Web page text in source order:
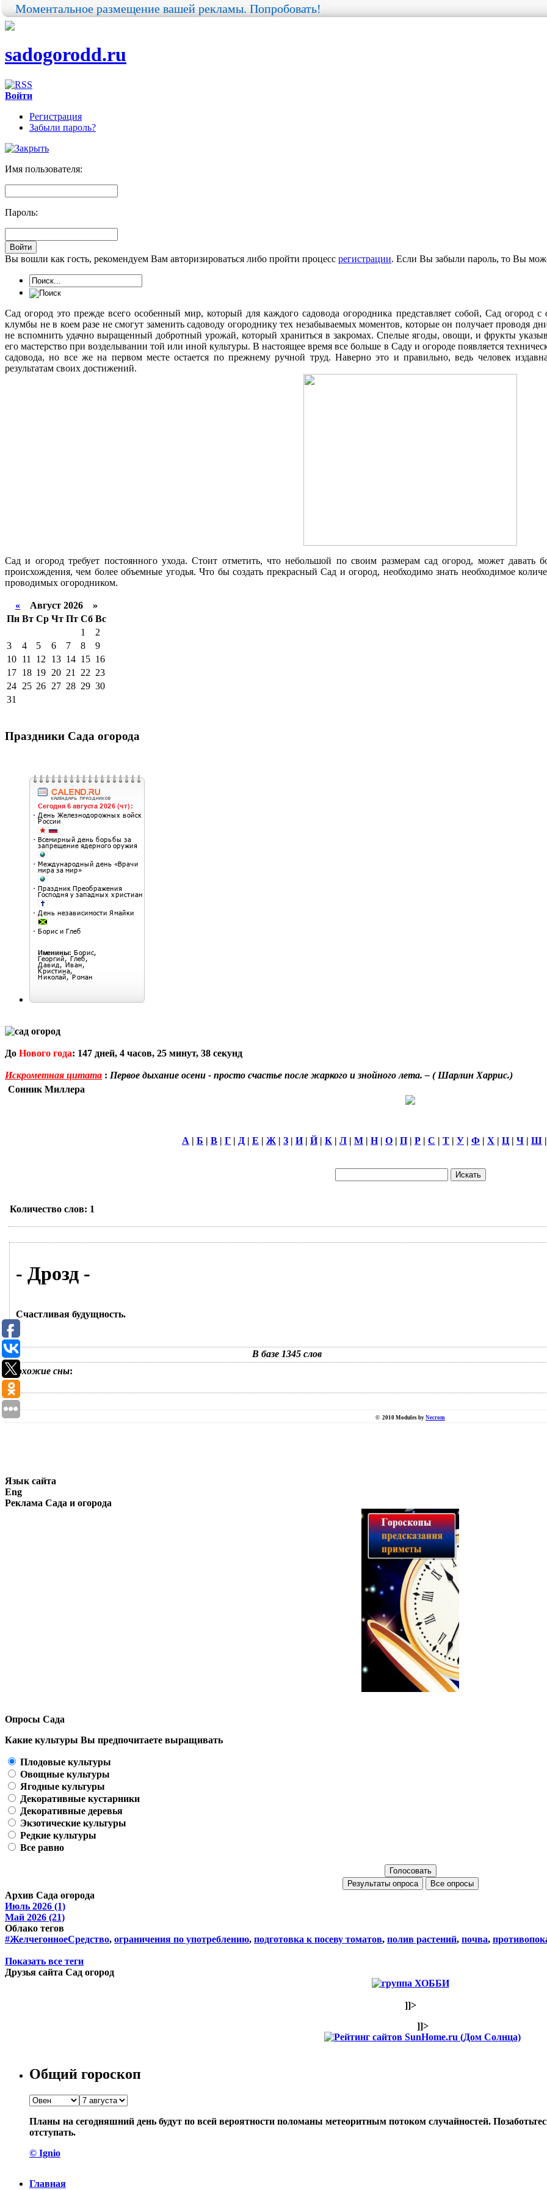
Моментальное размещение вашей рекламы. Попробовать!
sadogorodd.ru
Войти
Регистрация
Забыли пароль?
Имя пользователя:
Пароль:
Вы вошли как гость, рекомендуем Вам авторизироваться либо пройти процесс регистрации. Если Вы забыли пароль, то Вы
Сад огород это прежде всего особенный мир, который для каждого садовода огородника представляет собой, Cад
клумбы не в коем разе не смогут заменить садоводу огороднику тех незабываемых моментов, которые он получает
не вспомнить удачно выращенный добротный урожай, который храниться в закромах. Спелые ягоды, овощи, и фрукты
его мастерство при возделывании той или иной культуры. В настоящее время все больше в Cаду и огороде появляется
садовода, но все же на первом месте остается по прежнему ручной труд. Наверно это и правильно, ведь человек
результатам своих достижений.
Сад и огород требует постоянного ухода. Стоит отметить, что небольшой по своим размерам сад огород, может давать
происхождения, чем более объемные угодья. Что бы создать прекрасный Сад и огород, необходимо знать необходимое
проводимых огородником.
« Август 2026 »
Пн Вт Ср Чт Пт Сб Вс
1
2
3
4 5 6 7 8
9
10 11 12 13 14 15 16
17 18 19 20 21 22 23
24 25 26 27 28 29 30
31
Праздники Сада огорода
До Нового года: 147 дней, 4 часов, 25 минут, 37 секунд
Искрометная цитата : Первое дыхание осени - просто счастье после жаркого и знойного лета. – ( Шарлин Харрис.)
Сонник Миллера
А | Б | В | Г | Д | Е | Ж | З | И| Й| К | Л | М | Н| О | П | Р | С | Т | У | Ф | Х | Ц | Ч | Ш |
Количество слов: 1
- Дрозд -
Счастливая будущность.
В базе 1345 слов
Похожие сны:
© 2010 Modules by Necrom
Язык сайта
Eng
Реклама Сада и огорода
Опросы Сада
Какие культуры Вы предпочитаете выращивать
Плодовые культуры
Овощные культуры
Ягодные культуры
Декоративные кустарники
Декоративные деревья
Экзотические культуры
Редкие культуры
Все равно
Все опросы
Архив Сада огорода
Июль 2026 (1)
Май 2026 (21)
Облако тегов
#ЖелчегонноеСредство, ограничения по употреблению, подготовка к посеву томатов, полив растений, почва,
Показать все теги
Друзья сайта Сад огород
]]>
]]>
Общий гороскоп
Планы на сегодняшний день будут по всей вероятности поломаны метеоритным потоком случайностей.
отступать.
© Ignio
Главная